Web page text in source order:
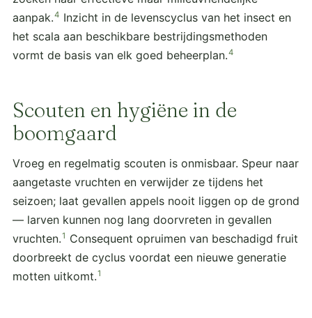
aanpak.4 Inzicht in de levenscyclus van het insect en
het scala aan beschikbare bestrijdingsmethoden
vormt de basis van elk goed beheerplan.4
Scouten en hygiëne in de
boomgaard
Vroeg en regelmatig scouten is onmisbaar. Speur naar
aangetaste vruchten en verwijder ze tijdens het
seizoen; laat gevallen appels nooit liggen op de grond
— larven kunnen nog lang doorvreten in gevallen
vruchten.1 Consequent opruimen van beschadigd fruit
doorbreekt de cyclus voordat een nieuwe generatie
motten uitkomt.1